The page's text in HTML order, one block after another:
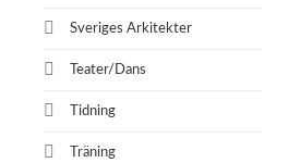
Sveriges Arkitekter
Teater/Dans
Tidning
Träning